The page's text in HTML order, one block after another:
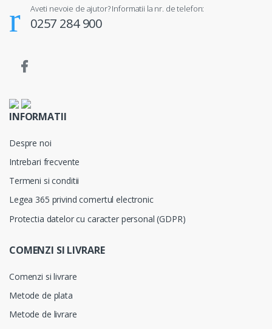
Aveti nevoie de ajutor? Informatii la nr. de telefon:
0257 284 900
INFORMATII
Despre noi
Intrebari frecvente
Termeni si conditii
Legea 365 privind comertul electronic
Protectia datelor cu caracter personal (GDPR)
COMENZI SI LIVRARE
Comenzi si livrare
Metode de plata
Metode de livrare